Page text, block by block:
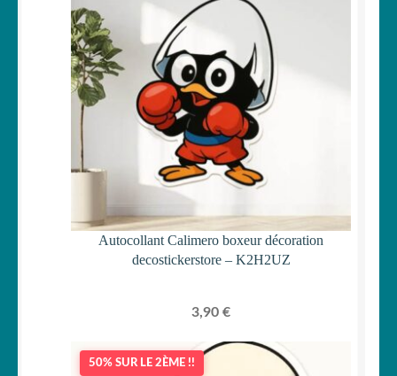
Autocollant Calimero boxeur décoration
decostickerstore – K2H2UZ
3,90 €
50% SUR LE 2ÈME !!